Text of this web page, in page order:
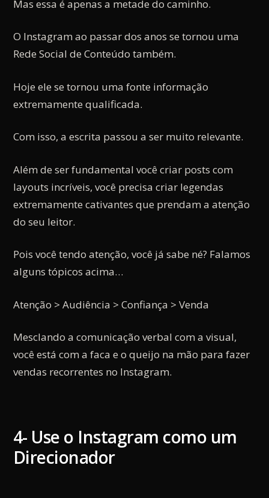
Mas essa é apenas a metade do caminho.
O Instagram ao passar dos anos se tornou uma
Rede Social de Conteúdo também.
Hoje ele se tornou uma fonte informação
extremamente qualificada.
Com isso, a escrita passou a ser muito relevante.
Além de ser fundamental você criar posts com
layouts incríveis, você precisa criar legendas
extremamente cativantes que prendam a atenção
do seu leitor.
Pois você tendo atenção, você já sabe né? Falamos
alguns tópicos acima…
Atenção > Audiência > Confiança > Venda
Mesclando a comunicação verbal com a visual,
você está com a faca e o queijo na mão para fazer
vendas recorrentes no Instagram.
4- Use o Instagram como um
Direcionador